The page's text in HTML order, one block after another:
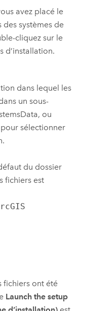
avez placé le
systèmes de
cliquez sur le
d’installation.
dans lequel les
un sous-
ou
sélectionner
du dossier
fichiers est
fichiers ont été
Launch the setup